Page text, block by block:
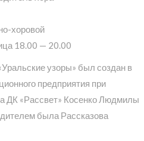
хоровой
18.00 — 20.00
узоры» был создан в
предприятия при
ДК «Рассвет» Косенко Людмилы
была Рассказова